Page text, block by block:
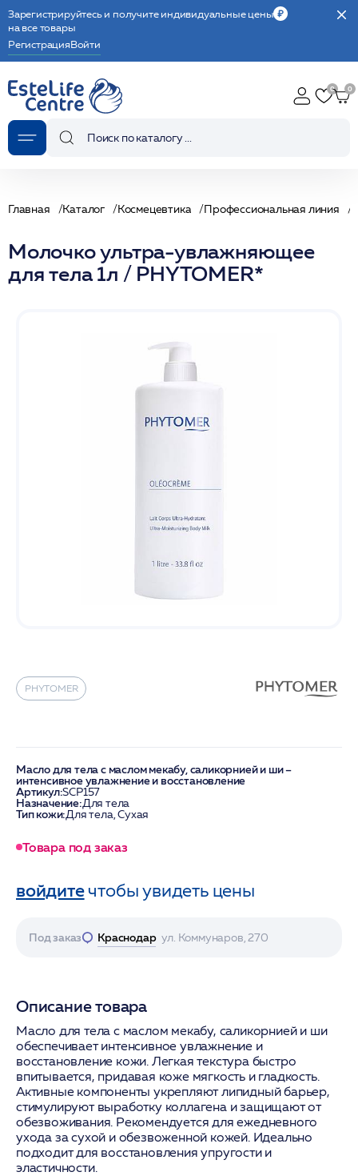
Зарегистрируйтесь и получите индивидуальные цены
на все товары
РегистрацияВойти
Главная Каталог Космецевтика Профессиональная линия
Молочко ультра-увлажняющее
для тела 1л / PHYTOMER*
PHYTOMER
Масло для тела с маслом мекабу, саликорнией и ши –
интенсивное увлажнение и восстановление
Артикул:SCP157
Назначение:Для тела
Тип кожи:Для тела, Сухая
Товара под заказ
войдитечтобы увидеть цены
Под заказ Краснодар ул. Коммунаров, 270
Описание товара
Масло для тела с маслом мекабу, саликорнией и ши
обеспечивает интенсивное увлажнение и
восстановление кожи. Легкая текстура быстро
впитывается, придавая коже мягкость и гладкость.
Активные компоненты укрепляют липидный барьер,
стимулируют выработку коллагена и защищают от
обезвоживания. Рекомендуется для ежедневного
ухода за сухой и обезвоженной кожей. Идеально
подходит для восстановления упругости и
эластичности.